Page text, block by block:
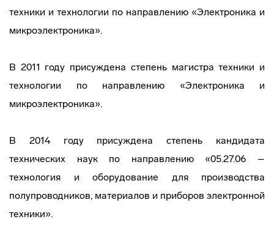
техники и технологии по направлению «Электроника и
микроэлектроника».
В 2011 году присуждена степень магистра техники и
технологии по направлению «Электроника и
микроэлектроника».
В 2014 году присуждена степень кандидата
технических наук по направлению «05.27.06 –
технология и оборудование для производства
полупроводников, материалов и приборов электронной
техники».